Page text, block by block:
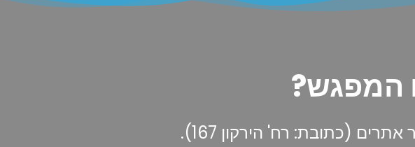
המפגש?
(כתובת: רח' הירקון 167).